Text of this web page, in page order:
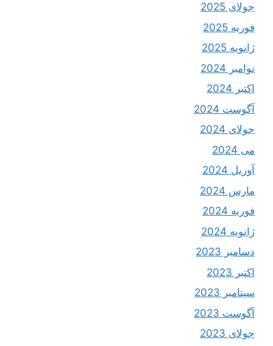
جولای 2025
فوریه 2025
ژانویه 2025
نوامبر 2024
اکتبر 2024
آگوست 2024
جولای 2024
آوریل 2024
مارس 2024
فوریه 2024
ژانویه 2024
دسامبر 2023
اکتبر 2023
سپتامبر 2023
آگوست 2023
جولای 2023